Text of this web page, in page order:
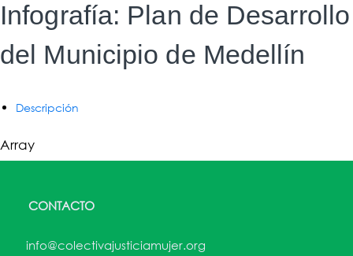
Infografía: Plan de Desarrollo
del Municipio de Medellín
Descripción
Array
CONTACTO
info@colectivajusticiamujer.org